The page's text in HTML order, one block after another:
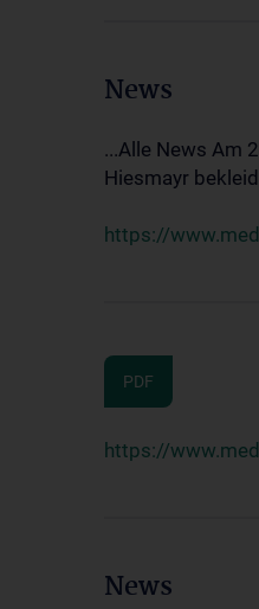
News
...Alle News Am
Hiesmayr
https://
PDF
https://
News